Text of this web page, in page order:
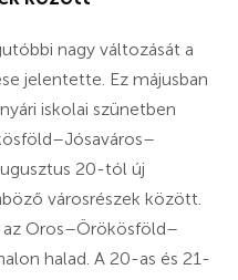
nagy változását a
jelentette. Ez májusban
iskolai szünetben
20-tól új
városrészek között.
az Oros–Örökösföld–
halad. A 20-as és 21-